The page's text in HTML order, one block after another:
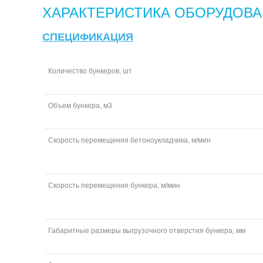
ХАРАКТЕРИСТИКА
СПЕЦИФИКАЦИЯ
Количество бункеров, шт
Объем бункера, м3
Скорость перемещения бетоноукладчика, м/мин
Скорость перемещения бункера, м/мин
Габаритные размеры выгрузочного отверстия бункера, мм